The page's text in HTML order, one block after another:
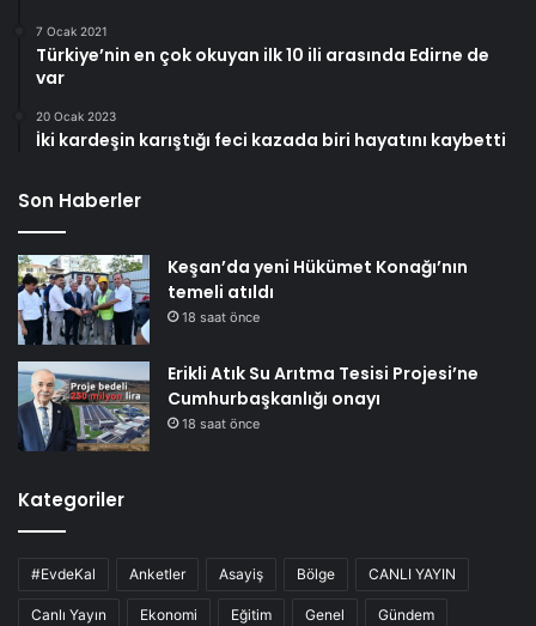
7 Ocak 2021
Türkiye’nin en çok okuyan ilk 10 ili arasında Edirne de
var
20 Ocak 2023
İki kardeşin karıştığı feci kazada biri hayatını kaybetti
Son Haberler
Keşan’da yeni Hükümet Konağı’nın
temeli atıldı
18 saat önce
Erikli Atık Su Arıtma Tesisi Projesi’ne
Cumhurbaşkanlığı onayı
18 saat önce
Kategoriler
#EvdeKal Anketler Asayiş Bölge CANLI YAYIN
Canlı Yayın Ekonomi Eğitim Genel Gündem